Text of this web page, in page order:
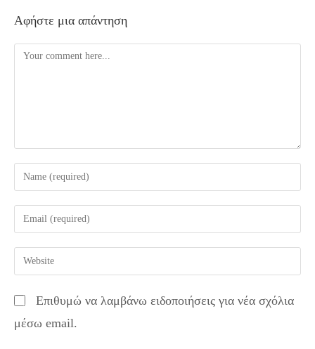
Αφήστε μια απάντηση
Comment
Enter
your
name
comment
Enter
your
email
address
comment
Enter
your
URL
(optional)
Επιθυμώ να λαμβάνω ειδοποιήσεις για νέα σχόλια
μέσω email.